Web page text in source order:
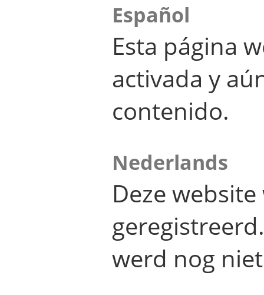
Español
Esta página
activada y
contenido.
Nederlands
Deze
werd nog